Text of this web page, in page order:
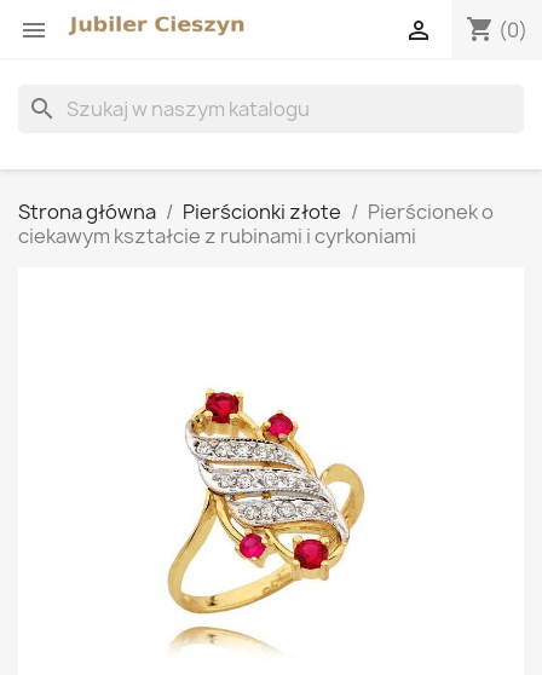
 shopping_cart (0)

search
Strona główna Pierścionki złote
Pierścionek o
ciekawym kształcie z rubinami i cyrkoniami